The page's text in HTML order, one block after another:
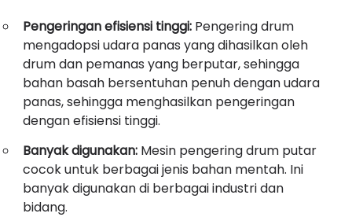
Pengeringan efisiensi tinggi: Pengering drum
mengadopsi udara panas yang dihasilkan oleh
drum dan pemanas yang berputar, sehingga
bahan basah bersentuhan penuh dengan udara
panas, sehingga menghasilkan pengeringan
dengan efisiensi tinggi.
Banyak digunakan: Mesin pengering drum putar
cocok untuk berbagai jenis bahan mentah. Ini
banyak digunakan di berbagai industri dan
bidang.